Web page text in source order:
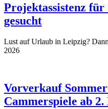
Projektassistenz
gesucht
Lust auf Urlaub in Leipzig?
2026
Vorverkauf
Cammerspiele ab